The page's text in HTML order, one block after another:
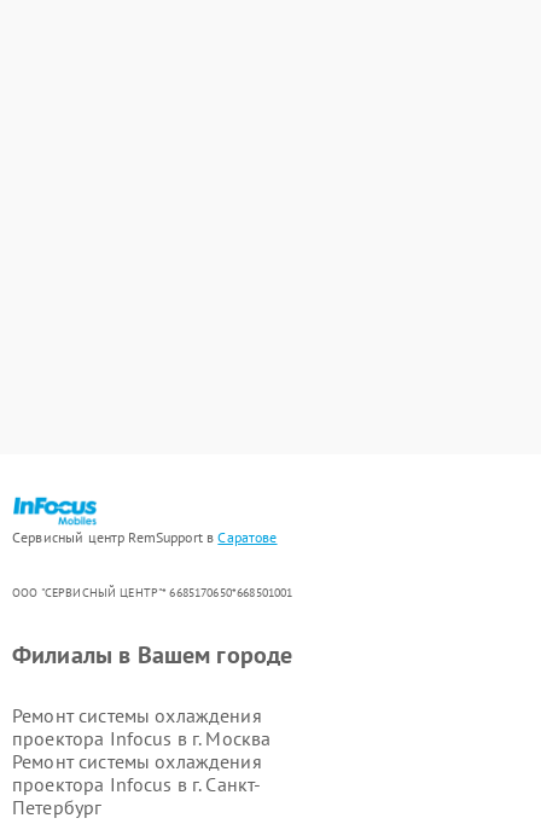
Сервисный центр RemSupport вСаратове
ООО "СЕРВИСНЫЙ ЦЕНТР"* 6685170650*668501001
Филиалы в Вашем городе
Ремонт системы охлаждения
проектора Infocus в г. Москва
Ремонт системы охлаждения
проектора Infocus в г. Санкт-
Петербург